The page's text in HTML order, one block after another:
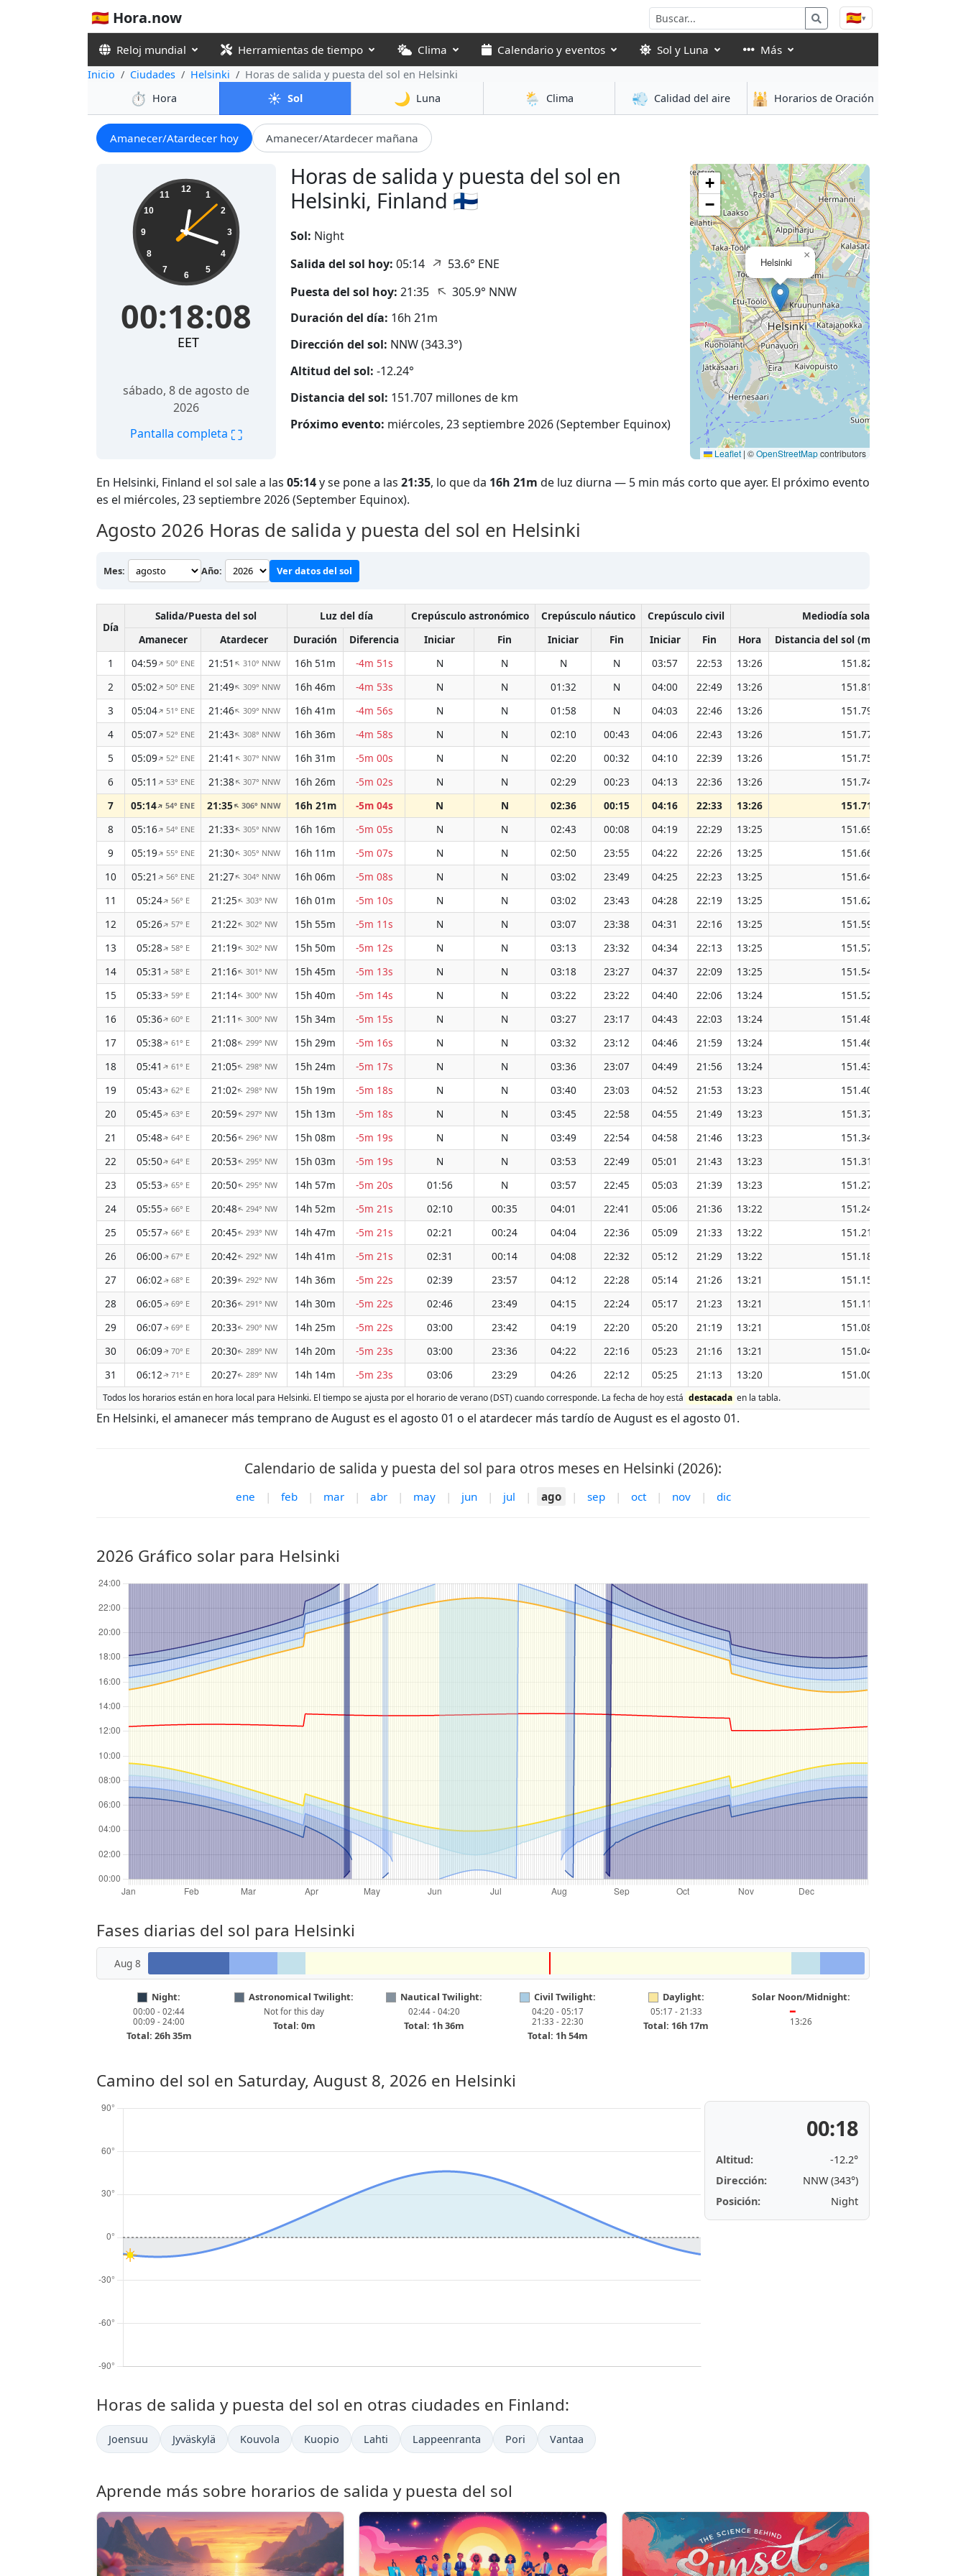
🇪🇸 Hora.now 🇪🇸▾
Reloj mundial Herramientas de tiempo Clima Calendario y eventos Sol y Luna Más
Inicio Ciudades Helsinki Horas de salida y puesta del sol en Helsinki
⏱️ Hora ☀️ Sol 🌙 Luna 🌦️ Clima 💨 Calidad del aire 🕌 Horarios de Oración
Amanecer/Atardecer hoy Amanecer/Atardecer mañana
Horas de salida y puesta del sol en
Helsinki, Finland 🇫🇮
00:18:09 12
1
2
3
4
5
6
7
8
9
10
11
00:18:09
EET
sábado, 8 de agosto de
2026
Pantalla completa ⛶
Sol: Night
Salida del sol hoy: 05:14 ↑ 53.6° ENE
Puesta del sol hoy: 21:35 ↑305.9° NNW
Duración del día: 16h 21m
Dirección del sol: NNW (343.3°)
Altitud del sol: -12.24°
Distancia del sol: 151.707 millones de km
Próximo evento: miércoles, 23 septiembre 2026 (September Equinox)
Helsinki
×
+
−
Leaflet | ©OpenStreetMapcontributors
En Helsinki, Finland el sol sale a las 05:14y se pone a las 21:35, lo que da 16h 21m de luz diurna — 5 min más corto que ayer. El próximo evento
es el miércoles, 23 septiembre 2026 (September Equinox).
Agosto 2026 Horas de salida y puesta del sol en Helsinki
Mes: Año: Ver datos del sol
Día
Salida/Puesta del sol Luz del día Crepúsculo astronómico Crepúsculo náutico Crepúsculo civil
Mediodía solar
Amanecer
Atardecer Duración Diferencia Iniciar Fin Iniciar Fin Iniciar Fin Hora
Distancia del sol (millones de km)
1
04:59↑ 50° ENE 21:51↑ 310° NNW 16h 51m -4m 51s N N N N 03:57 22:53 13:26
151.82
2
05:02↑ 50° ENE 21:49↑ 309° NNW 16h 46m -4m 53s N N 01:32 N 04:00 22:49 13:26
151.81
3
05:04↑ 51° ENE 21:46↑ 309° NNW 16h 41m -4m 56s N N 01:58 N 04:03 22:46 13:26
151.79
4
05:07↑ 52° ENE 21:43↑ 308° NNW 16h 36m -4m 58s N N 02:10 00:43 04:06 22:43 13:26
151.77
5
05:09↑ 52° ENE 21:41↑ 307° NNW 16h 31m -5m 00s N N 02:20 00:32 04:10 22:39 13:26
151.75
6
05:11↑ 53° ENE 21:38↑ 307° NNW 16h 26m -5m 02s N N 02:29 00:23 04:13 22:36 13:26
151.74
7
05:14↑54° ENE 21:35↑306° NNW 16h 21m -5m 04s N N 02:36 00:15 04:16 22:33 13:26
151.71
8
05:16↑ 54° ENE 21:33↑ 305° NNW 16h 16m -5m 05s N N 02:43 00:08 04:19 22:29 13:25
151.69
9
05:19↑ 55° ENE 21:30↑ 305° NNW 16h 11m -5m 07s N N 02:50 23:55 04:22 22:26 13:25
151.66
10
05:21↑ 56° ENE 21:27↑ 304° NNW 16h 06m -5m 08s N N 03:02 23:49 04:25 22:23 13:25
151.64
11
05:24↑ 56° E 21:25↑ 303° NW 16h 01m -5m 10s N N 03:02 23:43 04:28 22:19 13:25
151.62
12
05:26↑ 57° E 21:22↑ 302° NW 15h 55m -5m 11s N N 03:07 23:38 04:31 22:16 13:25
151.59
13
05:28↑ 58° E 21:19↑ 302° NW 15h 50m -5m 12s N N 03:13 23:32 04:34 22:13 13:25
151.57
14
05:31↑ 58° E 21:16↑ 301° NW 15h 45m -5m 13s N N 03:18 23:27 04:37 22:09 13:25
151.54
15
05:33↑ 59° E 21:14↑ 300° NW 15h 40m -5m 14s N N 03:22 23:22 04:40 22:06 13:24
151.52
16
05:36↑ 60° E 21:11↑ 300° NW 15h 34m -5m 15s N N 03:27 23:17 04:43 22:03 13:24
151.48
17
05:38↑ 61° E 21:08↑ 299° NW 15h 29m -5m 16s N N 03:32 23:12 04:46 21:59 13:24
151.46
18
05:41 ↑ 61° E 21:05↑ 298° NW 15h 24m -5m 17s N N 03:36 23:07 04:49 21:56 13:24
151.43
19
05:43↑ 62° E 21:02↑ 298° NW 15h 19m -5m 18s N N 03:40 23:03 04:52 21:53 13:23
151.40
20
05:45↑ 63° E 20:59↑ 297° NW 15h 13m -5m 18s N N 03:45 22:58 04:55 21:49 13:23
151.37
21
05:48↑ 64° E 20:56↑ 296° NW 15h 08m -5m 19s N N 03:49 22:54 04:58 21:46 13:23
151.34
22
05:50↑ 64° E 20:53↑ 295° NW 15h 03m -5m 19s N N 03:53 22:49 05:01 21:43 13:23
151.31
23
05:53↑ 65° E 20:50↑ 295° NW 14h 57m -5m 20s 01:56 N 03:57 22:45 05:03 21:39 13:23
151.27
24
05:55↑ 66° E 20:48↑ 294° NW 14h 52m -5m 21s 02:10 00:35 04:01 22:41 05:06 21:36 13:22
151.24
25
05:57↑ 66° E 20:45↑ 293° NW 14h 47m -5m 21s 02:21 00:24 04:04 22:36 05:09 21:33 13:22
151.21
26
06:00↑ 67° E 20:42↑ 292° NW 14h 41m -5m 21s 02:31 00:14 04:08 22:32 05:12 21:29 13:22
151.18
27
06:02↑ 68° E 20:39↑ 292° NW 14h 36m -5m 22s 02:39 23:57 04:12 22:28 05:14 21:26 13:21
151.15
28
06:05↑ 69° E 20:36↑ 291° NW 14h 30m -5m 22s 02:46 23:49 04:15 22:24 05:17 21:23 13:21
151.11
29
06:07↑ 69° E 20:33↑ 290° NW 14h 25m -5m 22s 03:00 23:42 04:19 22:20 05:20 21:19 13:21
151.08
30
06:09↑ 70° E 20:30↑ 289° NW 14h 20m -5m 23s 03:00 23:36 04:22 22:16 05:23 21:16 13:21
151.04
31
06:12↑ 71° E 20:27↑ 289° NW 14h 14m -5m 23s 03:06 23:29 04:26 22:12 05:25 21:13 13:20 151.00
Todos los horarios están en hora local para Helsinki. El tiempo se ajusta por el horario de verano (DST) cuando corresponde. La fecha de hoy está destacada en la tabla.
En Helsinki, el amanecer más temprano de August es el agosto 01 o el atardecer más tardío de August es el agosto 01.
Calendario de salida y puesta del sol para otros meses en Helsinki (2026):
ene | feb | mar | abr | may | jun | jul | ago | sep | oct | nov | dic
2026 Gráfico solar para Helsinki
Fases diarias del sol para Helsinki
Aug 8
Night:
00:00 - 02:44
00:09 - 24:00
Total: 26h 35m
Astronomical Twilight:
Not for this day
Total: 0m
Nautical Twilight:
02:44 - 04:20
Total: 1h 36m
Civil Twilight:
04:20 - 05:17
21:33 - 22:30
Total: 1h 54m
Daylight:
05:17 - 21:33
Total: 16h 17m
Solar Noon/Midnight:
━
13:26
Camino del sol en Saturday, August 8, 2026 en Helsinki
00:18
Altitud:
-12.2°
Dirección:
NNW (343°)
Posición:
Night
Horas de salida y puesta del sol en otras ciudades en Finland:
Joensuu Jyväskylä Kouvola Kuopio Lahti Lappeenranta Pori Vantaa
Aprende más sobre horarios de salida y puesta del sol